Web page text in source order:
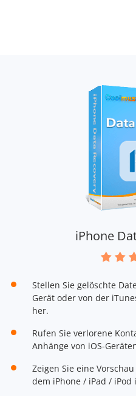
iPhone
Stellen Sie gelöschte
Gerät oder von der
her.
Rufen Sie verlorene
Anhänge von iOS-
Zeigen Sie eine
dem iPhone / iPad /